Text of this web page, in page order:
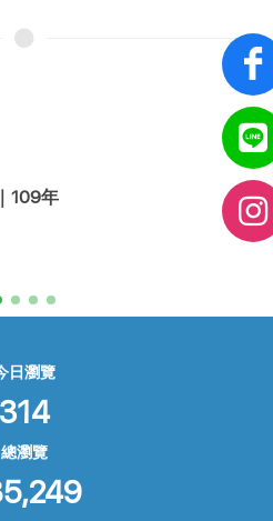
109年
日瀏覽
314
總瀏覽